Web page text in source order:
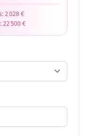
2 028 €
22 500 €